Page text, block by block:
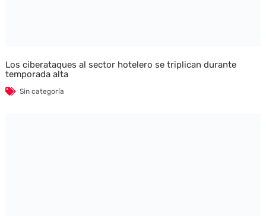
Los ciberataques al sector hotelero se triplican durante
temporada alta
Sin categoría